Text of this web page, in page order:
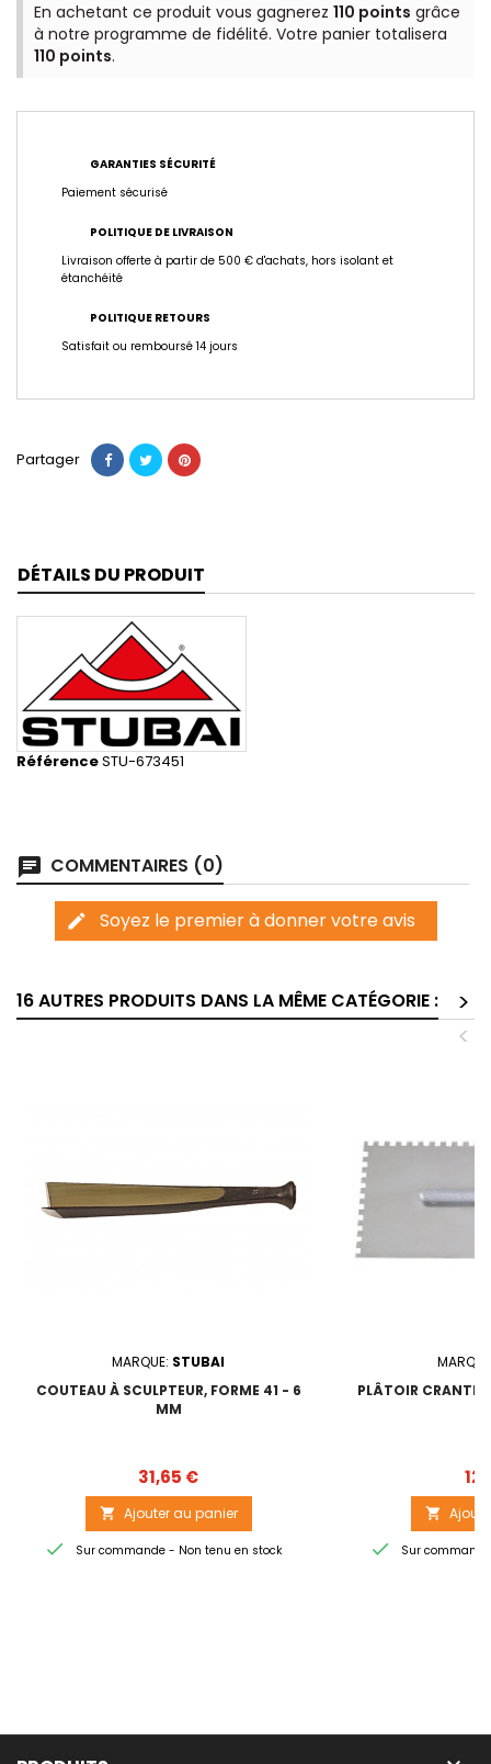
En achetant ce produit vous gagnerez 110 points grâce
à notre programme de fidélité. Votre panier totalisera
110 points.
GARANTIES SÉCURITÉ
Paiement sécurisé
POLITIQUE DE LIVRAISON
Livraison offerte à partir de 500 € d'achats, hors isolant et
étanchéité
POLITIQUE RETOURS
Satisfait ou remboursé 14 jours
Partager
DÉTAILS DU PRODUIT
RéférenceSTU-673451
chat COMMENTAIRES (0)
edit Soyez le premier à donner votre avis
16 AUTRES PRODUITS DANS LA MÊME CATÉGORIE :
>
<
MARQUE: STUBAI
COUTEAU À SCULPTEUR, FORME 41 - 6
MM
Prix
31,65 €
 Ajouter au panier
 Sur commande - Non tenu en stock
PLÂTOIR

 Sur